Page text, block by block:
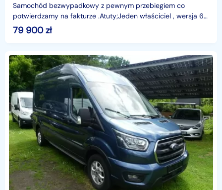
Samochód bezwypadkowy z pewnym przebiegiem co
potwierdzamy na fakturze .Atuty;Jeden właściciel , wersja 6
osobowa , PDC przód i tył , klimatyzacja , automat , S
79 900zł